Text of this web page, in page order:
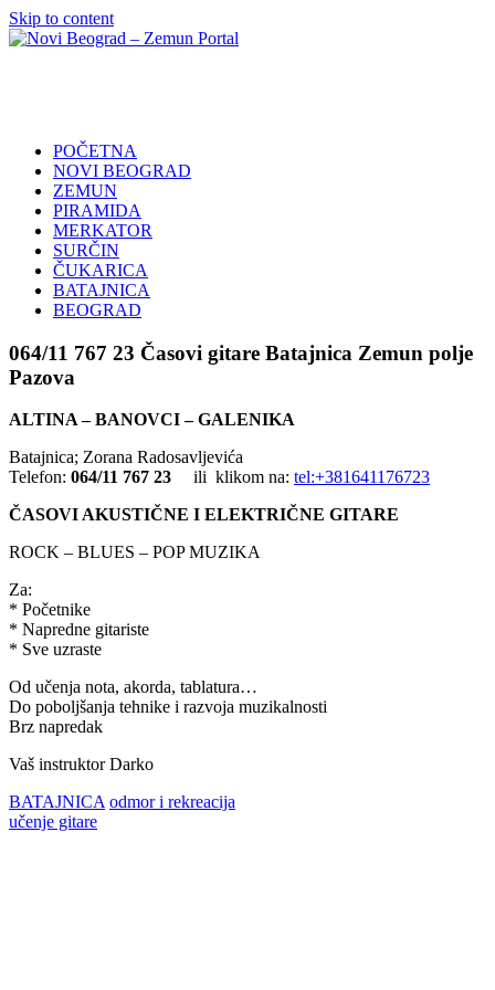
Skip to content
Portal
POČETNA
NOVI BEOGRAD
ZEMUN
PIRAMIDA
MERKATOR
SURČIN
ČUKARICA
BATAJNICA
BEOGRAD
064/11 767 23 Časovi gitare Batajnica Zemun polje
Pazova
ALTINA – BANOVCI – GALENIKA
Batajnica; Zorana Radosavljevića
Telefon: 064/11 767 23 ili klikom na: tel:+381641176723
ČASOVI AKUSTIČNE I ELEKTRIČNE GITARE
ROCK – BLUES – POP MUZIKA
Za:
* Početnike
* Napredne gitariste
* Sve uzraste
Od učenja nota, akorda, tablatura…
Do poboljšanja tehnike i razvoja muzikalnosti
Brz napredak
Vaš instruktor Darko
BATAJNICA odmor i rekreacija
učenje gitare